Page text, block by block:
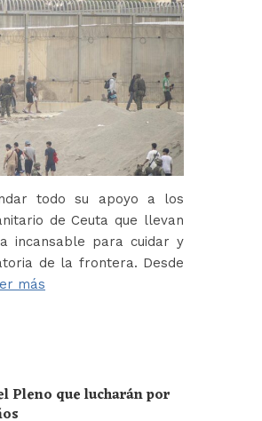
todo su apoyo a los
de Ceuta que llevan
incansable para cuidar y
de la frontera. Desde
más
Pleno que lucharán por